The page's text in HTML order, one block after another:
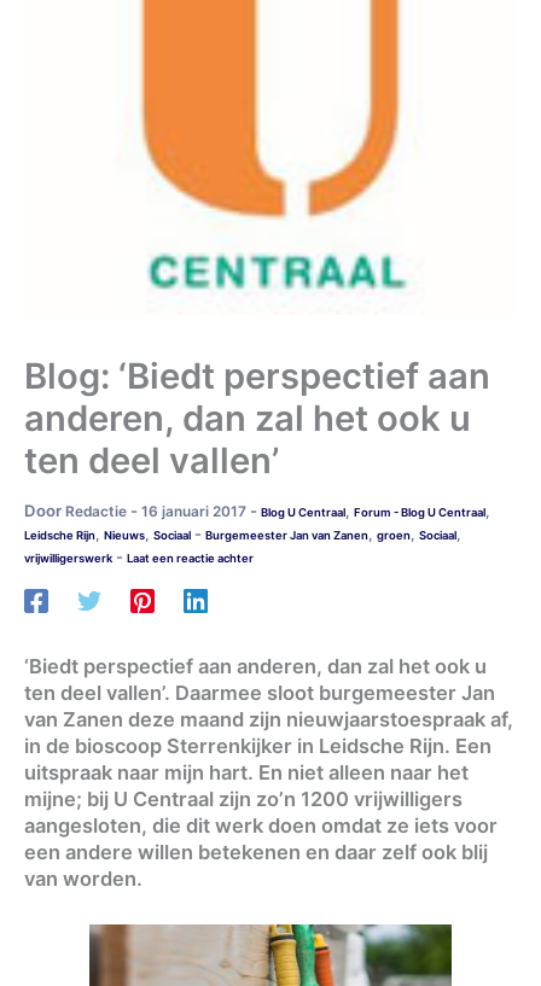
Blog: ‘Biedt perspectief aan
anderen, dan zal het ook u
ten deel vallen’
Door Redactie - 16 januari 2017 - Blog U Centraal, Forum - Blog U Centraal,
Leidsche Rijn, Nieuws, Sociaal - Burgemeester Jan van Zanen, groen, Sociaal,
vrijwilligerswerk - Laat een reactie achter
‘Biedt perspectief aan anderen, dan zal het ook u
ten deel vallen’. Daarmee sloot burgemeester Jan
van Zanen deze maand zijn nieuwjaarstoespraak af,
in de bioscoop Sterrenkijker in Leidsche Rijn. Een
uitspraak naar mijn hart. En niet alleen naar het
mijne; bij U Centraal zijn zo’n 1200 vrijwilligers
aangesloten, die dit werk doen omdat ze iets voor
een andere willen betekenen en daar zelf ook blij
van worden.